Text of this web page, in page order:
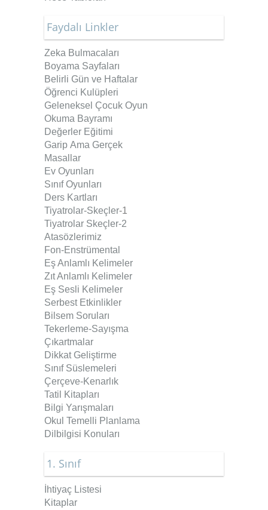
Faydalı Linkler
Zeka Bulmacaları
Boyama Sayfaları
Belirli Gün ve Haftalar
Öğrenci Kulüpleri
Geleneksel Çocuk Oyun
Okuma Bayramı
Değerler Eğitimi
Garip Ama Gerçek
Masallar
Ev Oyunları
Sınıf Oyunları
Ders Kartları
Tiyatrolar-Skeçler-1
Tiyatrolar Skeçler-2
Atasözlerimiz
Fon-Enstrümental
Eş Anlamlı Kelimeler
Zıt Anlamlı Kelimeler
Eş Sesli Kelimeler
Serbest Etkinlikler
Bilsem Soruları
Tekerleme-Sayışma
Çıkartmalar
Dikkat Geliştirme
Sınıf Süslemeleri
Çerçeve-Kenarlık
Tatil Kitapları
Bilgi Yarışmaları
Okul Temelli Planlama
Dilbilgisi Konuları
1. Sınıf
İhtiyaç Listesi
Kitaplar